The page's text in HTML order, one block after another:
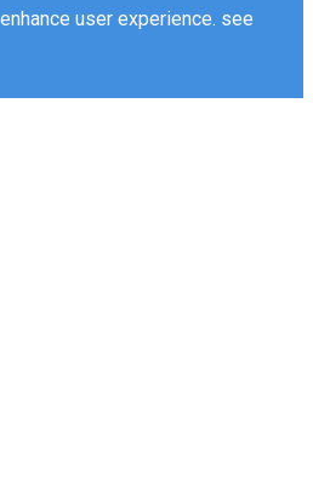
user experience. see